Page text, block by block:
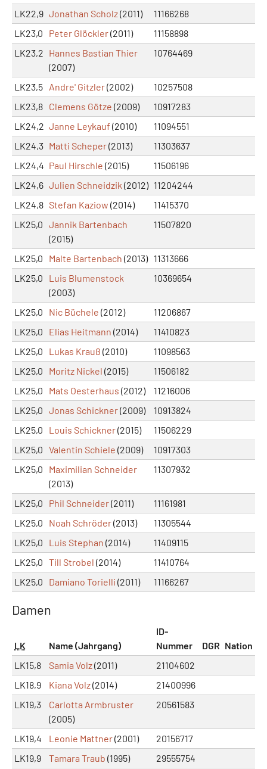
LK22,9 Jonathan Scholz(2011)
11166268
LK23,0
Peter Glöckler(2011)
11158898
LK23,2 Hannes Bastian Thier
(2007)
10764469
LK23,5 Andre' Gitzler(2002)
10257508
LK23,8 Clemens Götze (2009)
10917283
LK24,2 Janne Leykauf (2010)
11094551
LK24,3 Matti Scheper(2013)
11303637
LK24,4 Paul Hirschle (2015)
11506196
LK24,6 Julien Schneidzik (2012) 11204244
LK24,8 Stefan Kaziow (2014)
11415370
LK25,0 Jannik Bartenbach
(2015)
11507820
LK25,0 Malte Bartenbach (2013) 11313666
LK25,0
Luis Blumenstock
(2003)
10369654
LK25,0 Nic Büchele (2012)
11206867
LK25,0
Elias Heitmann (2014)
11410823
LK25,0
Lukas Krauß (2010)
11098563
LK25,0
Moritz Nickel (2015)
11506182
LK25,0
Mats Oesterhaus (2012)
11216006
LK25,0 Jonas Schickner(2009)
10913824
LK25,0
Louis Schickner(2015)
11506229
LK25,0 Valentin Schiele (2009)
10917303
LK25,0
Maximilian Schneider
(2013)
11307932
LK25,0 Phil Schneider(2011)
11161981
LK25,0
Noah Schröder(2013)
11305544
LK25,0
Luis Stephan (2014)
11409115
LK25,0 Till Strobel (2014)
11410764
LK25,0
Damiano Torielli (2011) 11166267
Damen
LK Name (Jahrgang)
ID-
Nummer
DGR Nation
LK15,8
Samia Volz(2011)
21104602
LK18,9
Kiana Volz(2014)
21400996
LK19,3
Carlotta Armbruster
(2005)
20561583
LK19,4 Leonie Mattner(2001)
20156717
LK19,9
Tamara Traub (1995) 29555754